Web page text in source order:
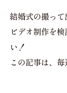
結婚式の撮っ
ビデオ制作を
い！
この記事は、毎